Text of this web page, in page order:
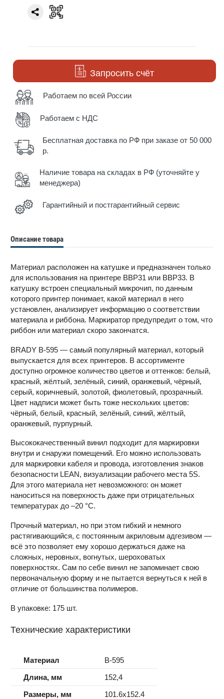
Запросить счёт
Работаем по всей России
Работаем с НДС
Бесплатная доставка по РФ при заказе от 50 000
р.
Наличие товара на складах в РФ (уточняйте у
менеджера)
Гарантийный и постгарантийный сервис
Описание товара
Материал расположен на катушке и предназначен только
для использования на принтере BBP31 или BBP33. В
катушку встроен специальный микрочип, по данным
которого принтер понимает, какой материал в него
установлен, анализирует информацию о соответствии
материала и риббона. Маркиратор предупредит о том, что
риббон или материал скоро закончатся.
BRADY B-595 — самый популярный материал, который
выпускается для всех принтеров. В ассортименте
доступно огромное количество цветов и оттенков: белый,
красный, жёлтый, зелёный, синий, оранжевый, чёрный,
серый, коричневый, золотой, фиолетовый, прозрачный.
Цвет надписи может быть тоже нескольких цветов:
чёрный, белый, красный, зелёный, синий, жёлтый,
оранжевый, пурпурный.
Высококачественный винил подходит для маркировки
внутри и снаружи помещений. Его можно использовать
для маркировки кабеля и провода, изготовления знаков
безопасности LEAN, визуализации рабочего места 5S.
Для этого материала нет невозможного: он может
наноситься на поверхность даже при отрицательных
температурах до –20 °С.
Прочный материал, но при этом гибкий и немного
растягивающийся, с постоянным акриловым адгезивом —
всё это позволяет ему хорошо держаться даже на
сложных, неровных, вогнутых, шероховатых
поверхностях. Сам по себе винил не запоминает свою
первоначальную форму и не пытается вернуться к ней в
отличие от большинства полимеров.
В упаковке: 175 шт.
Технические характеристики
Материал
B-595
Длина, мм
152,4
Размеры, мм
101.6x152.4